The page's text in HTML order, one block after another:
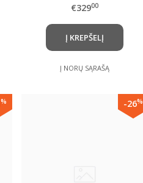
€32900
Į KREPŠELĮ
Į NORŲ SĄRAŠĄ
% -26%